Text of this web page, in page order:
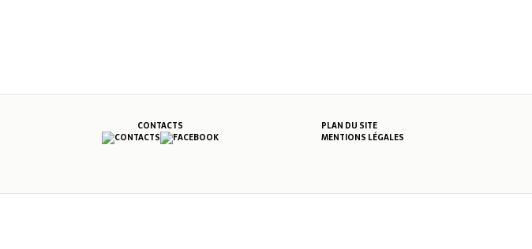
CONTACTS
PLAN DU SITE
MENTIONS LÉGALES